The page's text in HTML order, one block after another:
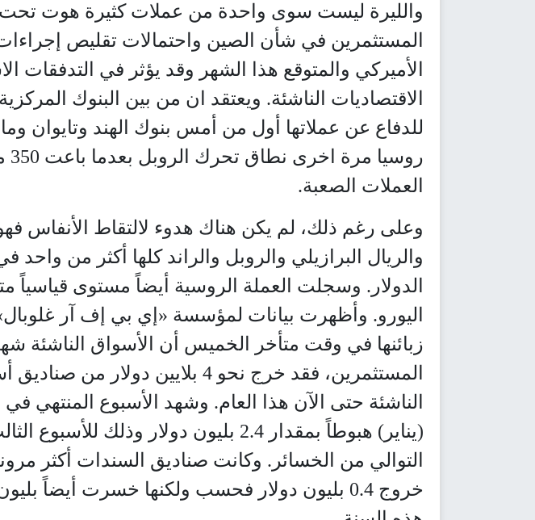
والليرة ليست سوى واحدة من عملات كثيرة هوت
المستثمرين في شأن الصين واحتمالات تقليص
الأميركي والمتوقع هذا الشهر وقد يؤثر في التدفقات
الاقتصاديات الناشئة. ويعتقد ان من بين البنوك
للدفاع عن عملاتها أول من أمس بنوك الهند وتايوان
العملات الصعبة.
وعلى رغم ذلك، لم يكن هناك هدوء لالتقاط الأنفاس
والريال البرازيلي والروبل والراند كلها أكثر من واحد
الدولار. وسجلت العملة الروسية أيضاً مستوى قياسياً
اليورو. وأظهرت بيانات لمؤسسة «إي بي إف آر
زبائنها في وقت متأخر الخميس أن الأسواق الناشئة
المستثمرين، فقد خرج نحو 4 بلايين دولار
(يناير) هبوطاً بمقدار 2.4 بليون دولار وذلك
التوالي من الخسائر. وكانت صناديق السندات أكثر
خروج 0.4 بليون دولار فحسب ولكنها خسرت أيضاً